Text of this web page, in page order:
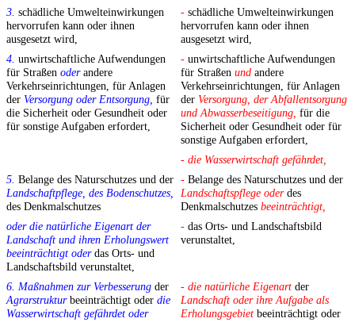
3. schädliche Umwelteinwirkungen
hervorrufen kann oder ihnen
ausgesetzt wird,
- schädliche Umwelteinwirkungen
hervorrufen kann oder ihnen
ausgesetzt wird,
4. unwirtschaftliche Aufwendungen
für Straßen oderandere
Verkehrseinrichtungen, für Anlagen
der Versorgung oder Entsorgung, für
die Sicherheit oder Gesundheit oder
für sonstige Aufgaben erfordert,
- unwirtschaftliche Aufwendungen
für Straßen und andere
Verkehrseinrichtungen, für Anlagen
der Versorgung, der Abfallentsorgung
und Abwasserbeseitigung, für die
Sicherheit oder Gesundheit oder für
sonstige Aufgaben erfordert,
- die Wasserwirtschaft gefährdet,
5. Belange des Naturschutzes und der
Landschaftpflege, des Bodenschutzes,
des Denkmalschutzes
- Belange des Naturschutzes und der
Landschaftspflege oderdes
Denkmalschutzes beeinträchtigt,
oder die natürliche Eigenart der
Landschaft und ihren Erholungswert
beeinträchtigt oderdas Orts- und
Landschaftsbild verunstaltet,
- das Orts- und Landschaftsbild
verunstaltet,
6. Maßnahmen zur Verbesserung der
Agrarstrukturbeeinträchtigt oder die
Wasserwirtschaft gefährdet oder
- die natürliche Eigenart der
Landschaft oder ihre Aufgabe als
Erholungsgebiet beeinträchtigt oder